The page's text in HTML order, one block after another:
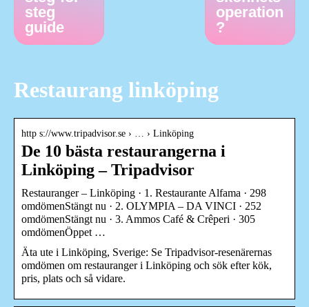
steg
guide
operation
?
Restaurang linköping
http s://www.tripadvisor.se › … › Linköping
De 10 bästa restaurangerna i
Linköping – Tripadvisor
Restauranger – Linköping · 1. Restaurante Alfama · 298
omdömenStängt nu · 2. OLYMPIA – DA VINCI · 252
omdömenStängt nu · 3. Ammos Café & Crêperi · 305
omdömenÖppet …
Äta ute i Linköping, Sverige: Se Tripadvisor-resenärernas
omdömen om restauranger i Linköping och sök efter kök,
pris, plats och så vidare.